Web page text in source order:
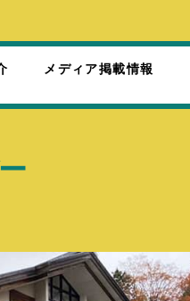
メディア掲載情報